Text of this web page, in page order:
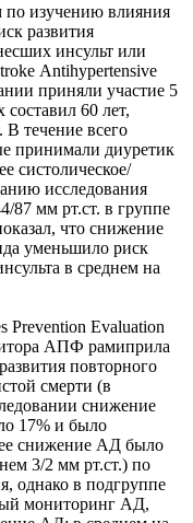
по изучению влияния
развития
инсульт или
Аntihypertensive
приняли участие 5
60 лет,
течение всего
принимали диуретик
систолическое/
исследования
87 мм рт.ст. в группе
что снижение
уменьшило риск
в среднем на
Prevention Evaluation
АПФ рамиприла
повторного
смерти (в
снижение
17% и было
снижение АД было
3/2 мм рт.ст.) по
однако в подгруппе
мониторинг АД,